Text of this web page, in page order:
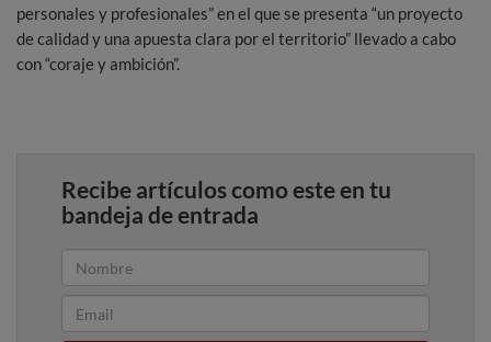
personales y profesionales” en el que se presenta “un proyecto
de calidad y una apuesta clara por el territorio” llevado a cabo
con “coraje y ambición”.
Recibe artículos como este en tu
bandeja de entrada